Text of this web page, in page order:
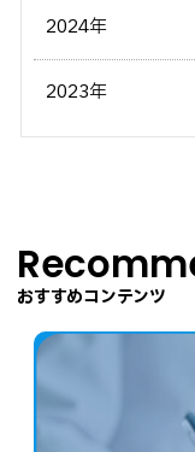
2024年
2023年
おすすめコンテンツ